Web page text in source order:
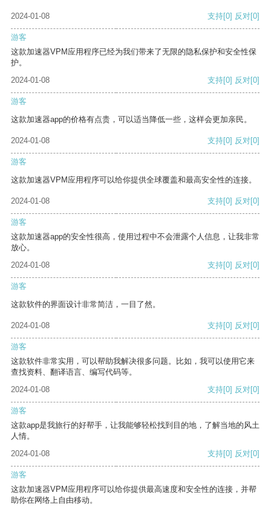
2024-01-08 支持[0] 反对[0]
游客
这款加速器VPM应用程序已经为我们带来了无限的隐私保护和安全性保
护。
2024-01-08
支持[0] 反对[0]
游客
这款加速器app的价格有点贵，可以适当降低一些，这样会更加亲民。
2024-01-08 支持[0] 反对[0]
游客
这款加速器VPM应用程序可以给你提供全球覆盖和最高安全性的连接。
2024-01-08 支持[0] 反对[0]
游客
这款加速器app的安全性很高，使用过程中不会泄露个人信息，让我非常
放心。
2024-01-08
支持[0] 反对[0]
游客
这款软件的界面设计非常简洁，一目了然。
2024-01-08 支持[0] 反对[0]
游客
这款软件非常实用，可以帮助我解决很多问题。比如，我可以使用它来
查找资料、翻译语言、编写代码等。
2024-01-08
支持[0] 反对[0]
游客
这款app是我旅行的好帮手，让我能够轻松找到目的地，了解当地的风土
人情。
2024-01-08
支持[0] 反对[0]
游客
这款加速器VPM应用程序可以给你提供最高速度和安全性的连接，并帮
助你在网络上自由移动。